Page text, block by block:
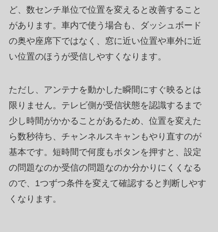
ど、数センチ単位で位置を変えると改善すること
があります。車内で使う場合も、ダッシュボード
の奥や座席下ではなく、窓に近い位置や車外に近
い位置のほうが受信しやすくなります。
ただし、アンテナを動かした瞬間にすぐ映るとは
限りません。テレビ側が受信状態を認識するまで
少し時間がかかることがあるため、位置を変えた
ら数秒待ち、チャンネルスキャンもやり直すのが
基本です。短時間で何度もボタンを押すと、設定
の問題なのか受信の問題なのか分かりにくくなる
ので、1つずつ条件を変えて確認すると判断しやす
くなります。